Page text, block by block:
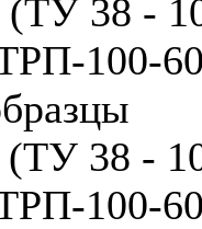
(ТУ 38 -
100-
(ТУ 38 -
100-